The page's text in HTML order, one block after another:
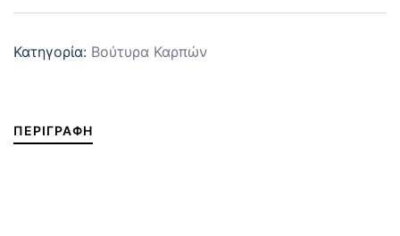
αμύγδαλα
ποσότητα
Κατηγορία: Βούτυρα Καρπών
ΠΕΡΙΓΡΑΦΉ